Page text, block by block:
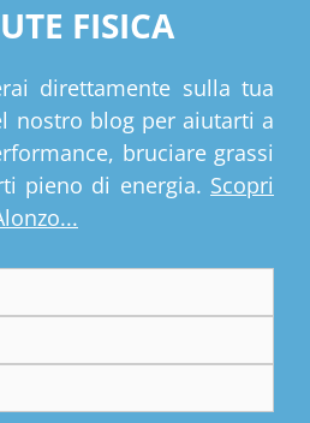
FISICA
direttamente sulla tua
nostro blog per aiutarti a
bruciare grassi
pieno di energia. Scopri